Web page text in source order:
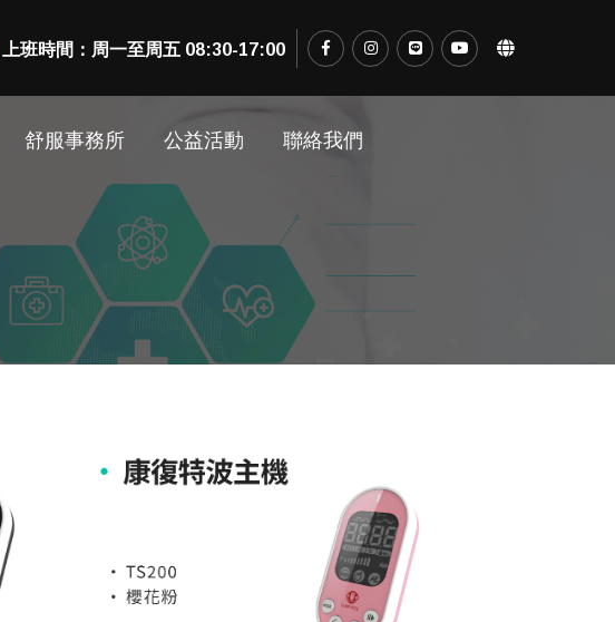
上班時間：周一至周五 08:30-17:00
舒服事務所 公益活動 聯絡我們